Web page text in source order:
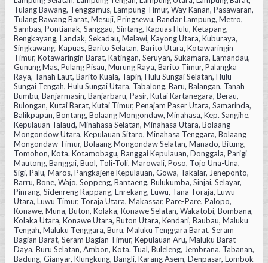
Tulang Bawang, Tenggamus, Lampung Timur, Way Kanan, Pasawaran,
Tulang Bawang Barat, Mesuji, Pringsewu, Bandar Lampung, Metro,
Sambas, Pontianak, Sanggau, Sintang, Kapuas Hulu, Ketapang,
Bengkayang, Landak, Sekadau, Melawi, Kayong Utara, Kuburaya,
Singkawang, Kapuas, Barito Selatan, Barito Utara, Kotawaringin
Timur, Kotawaringin Barat, Katingan, Seruyan, Sukamara, Lamandau,
Gunung Mas, Pulang Pisau, Murung Raya, Barito Timur, Palangka
Raya, Tanah Laut, Barito Kuala, Tapin, Hulu Sungai Selatan, Hulu
Sungai Tengah, Hulu Sungai Utara, Tabalong, Baru, Balangan, Tanah
Bumbu, Banjarmasin, Banjarbaru, Pasir, Kutai Kartanegara, Berau,
Bulongan, Kutai Barat, Kutai Timur, Penajam Paser Utara, Samarinda,
Balikpapan, Bontang, Bolaang Mongondaw, Minahasa, Kep. Sangihe,
Kepulauan Talaud, Minahasa Selatan, Minahasa Utara, Bolaang
Mongondow Utara, Kepulauan Sitaro, Minahasa Tenggara, Bolaang
Mongondaw Timur, Bolaang Mongondaw Selatan, Manado, Bitung,
Tomohon, Kota. Kotamobagu, Banggai Kepulauan, Donggala, Parigi
Mautong, Banggai, Buol, Toli-Toli, Marowali, Poso, Tojo Una-Una,
Sigi, Palu, Maros, Pangkajene Kepulauan, Gowa, Takalar, Jeneponto,
Barru, Bone, Wajo, Soppeng, Bantaeng, Bulukumba, Sinjai, Selayar,
Pinrang, Sidenreng Rappang, Enrekang, Luwu, Tana Toraja, Luwu
Utara, Luwu Timur, Toraja Utara, Makassar, Pare-Pare, Palopo,
Konawe, Muna, Buton, Kolaka, Konawe Selatan, Wakatobi, Bombana,
Kolaka Utara, Konawe Utara, Buton Utara, Kendari, Baubau, Maluku
Tengah, Maluku Tenggara, Buru, Maluku Tenggara Barat, Seram
Bagian Barat, Seram Bagian Timur, Kepulauan Aru, Maluku Barat
Daya, Buru Selatan, Ambon, Kota. Tual, Buleleng, Jembrana, Tabanan,
Badung, Gianyar, Klungkung, Bangli, Karang Asem, Denpasar, Lombok